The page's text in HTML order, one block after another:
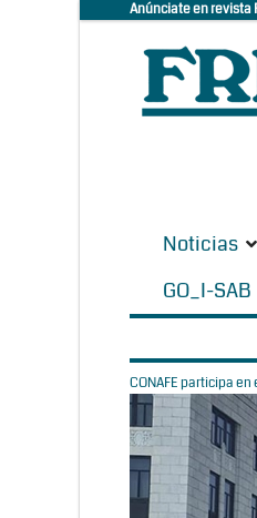
Anúnciate en revista
Noticias
GO_I-SAB
CONAFE participa